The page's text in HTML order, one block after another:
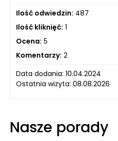
Ilość odwiedzin: 487
Ilość kliknięć: 1
Ocena: 5
Komentarzy: 2
Data dodania: 10.04.2024
Ostatnia wizyta: 08.08.2026
Nasze porady